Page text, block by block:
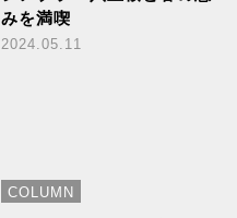
みを満喫
2024.05.11
COLUMN